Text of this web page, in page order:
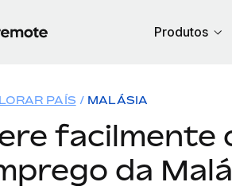
Produtos
PAÍS MALÁSIA
facilmente
da